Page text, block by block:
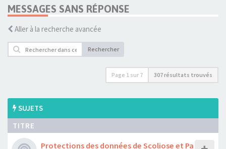
MESSAGES SANS RÉPONSE
Aller à la recherche avancée
Rechercher
Page 1 sur 7 307 résultats trouvés
SUJETS
TITRE
Protections des données de Scoliose et Pa